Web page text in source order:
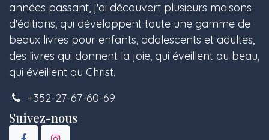
années passant, j'ai découvert plusieurs maisons
d'éditions, qui développent toute une gamme de
beaux livres pour enfants, adolescents et adultes,
des livres qui donnent la joie, qui éveillent au beau,
qui éveillent au Christ.
+352-27-67-60-69
Suivez-nous